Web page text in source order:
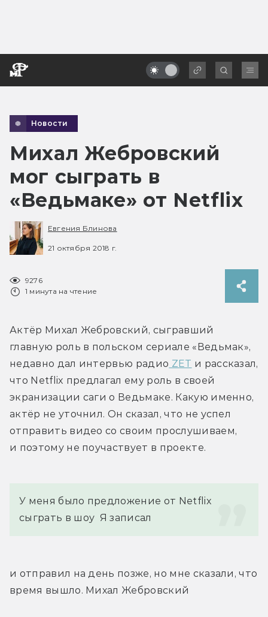
Новости
Михал Жебровский
мог сыграть в
«Ведьмаке» от Netflix
Евгения Блинова
21 октября 2018 г.
9276
1 минута на чтение
Актёр Михал Жебровский, сыгравший
главную роль в польском сериале «Ведьмак»,
недавно дал интервью радио ZET и рассказал,
что Netflix предлагал ему роль в своей
экранизации саги о Ведьмаке. Какую именно,
актёр не уточнил. Он сказал, что не успел
отправить видео со своим прослушиваем,
и поэтому не поучаствует в проекте.
У меня было предложение от Netflix
сыграть в шоу  Я записал
и отправил на день позже, но мне сказали, что
время вышло. Михал Жебровский